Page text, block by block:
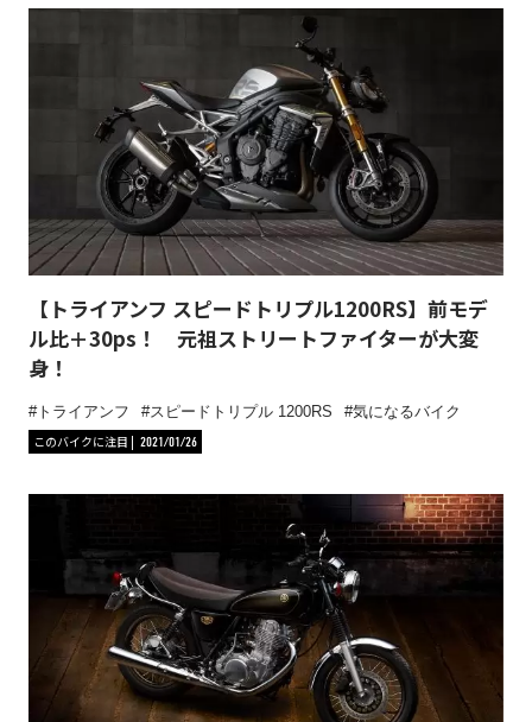
【トライアンフ スピードトリプル1200RS】前モデ
ル比＋30ps！ 元祖ストリートファイターが大変
身！
トライアンフ スピードトリプル 1200RS
気になるバイク
このバイクに注目
2021/01/26